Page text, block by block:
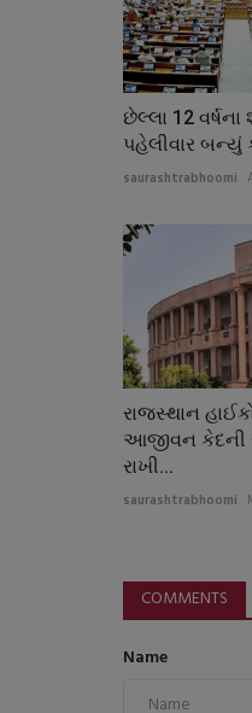
છેલ્લા 12
પહેલીવાર બન્યું
saurashtrabhoomi
રાજસ્થાન
આજીવન કેદની
રાખી...
saurashtrabhoomi
COMMENTS
Name
સ્વાગત